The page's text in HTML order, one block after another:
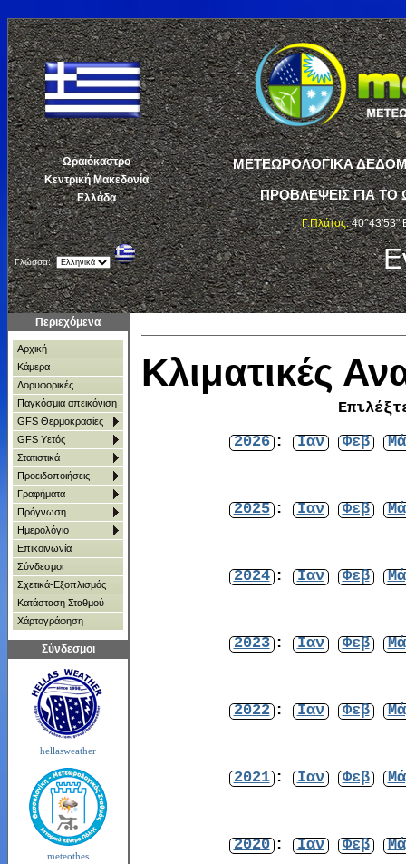
Ωραιόκαστρο
Κεντρική Μακεδονία
Ελλάδα
ΜΕΤΕΩΡΟΛΟΓΙΚΑ
ΠΡΟΒΛΕΨΕΙΣ ΓΙΑ ΤΟ
Γ.Πλάτος:40°43'53"
Γλώσσα:
Περιεχόμενα
Αρχική
Κάμερα
Δορυφορικές
Παγκόσμια απεικόνιση
GFS Θερμοκρασίες
GFS Υετός
Στατιστικά
Προειδοποιήσεις
Γραφήματα
Πρόγνωση
Ημερολόγιο
Επικοινωνία
Σύνδεσμοι
Σχετικά-Εξοπλισμός
Κατάσταση Σταθμού
Χάρτoγράφηση
Σύνδεσμοι
hellasweather
meteothes
Κλιματικές
2026 : Ιαν Φεβ
2025 : Ιαν Φεβ
2024 : Ιαν Φεβ
2023 : Ιαν Φεβ
2022 : Ιαν Φεβ
2021 : Ιαν Φεβ
2020 : Ιαν Φεβ